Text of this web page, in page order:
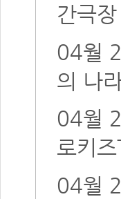
간극
04월
의 나
04월
로키
04월